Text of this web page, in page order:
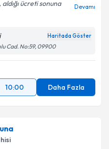
ilişkinAydınlatma
verilerimin belirtilen
ücreti sonuna
Devamı
Haritada Göster
Cad. No:59, 09900
10:00 Daha Fazla